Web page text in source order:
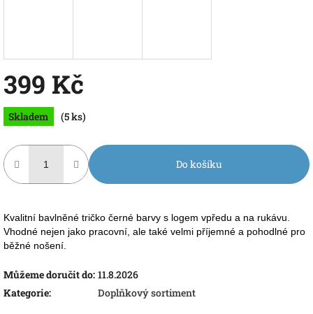
399 Kč
Měrná
cena:
Skladem (5 ks)
Do košíku
Kvalitní bavlněné tričko černé barvy s logem vpředu a na rukávu.
Vhodné nejen jako pracovní, ale také velmi příjemné a pohodlné pro
běžné nošení.
Můžeme doručit do: 11.8.2026
Kategorie: Doplňkový sortiment